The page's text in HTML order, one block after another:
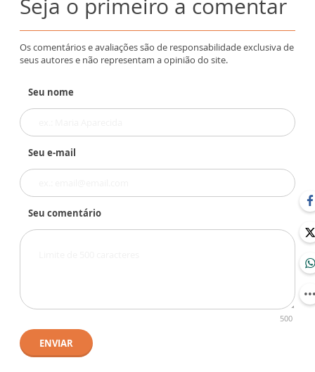
Seja o primeiro a comentar
Os comentários e avaliações são de responsabilidade exclusiva de
seus autores e não representam a opinião do site.
Seu nome
Seu e-mail
Seu comentário
500
ENVIAR